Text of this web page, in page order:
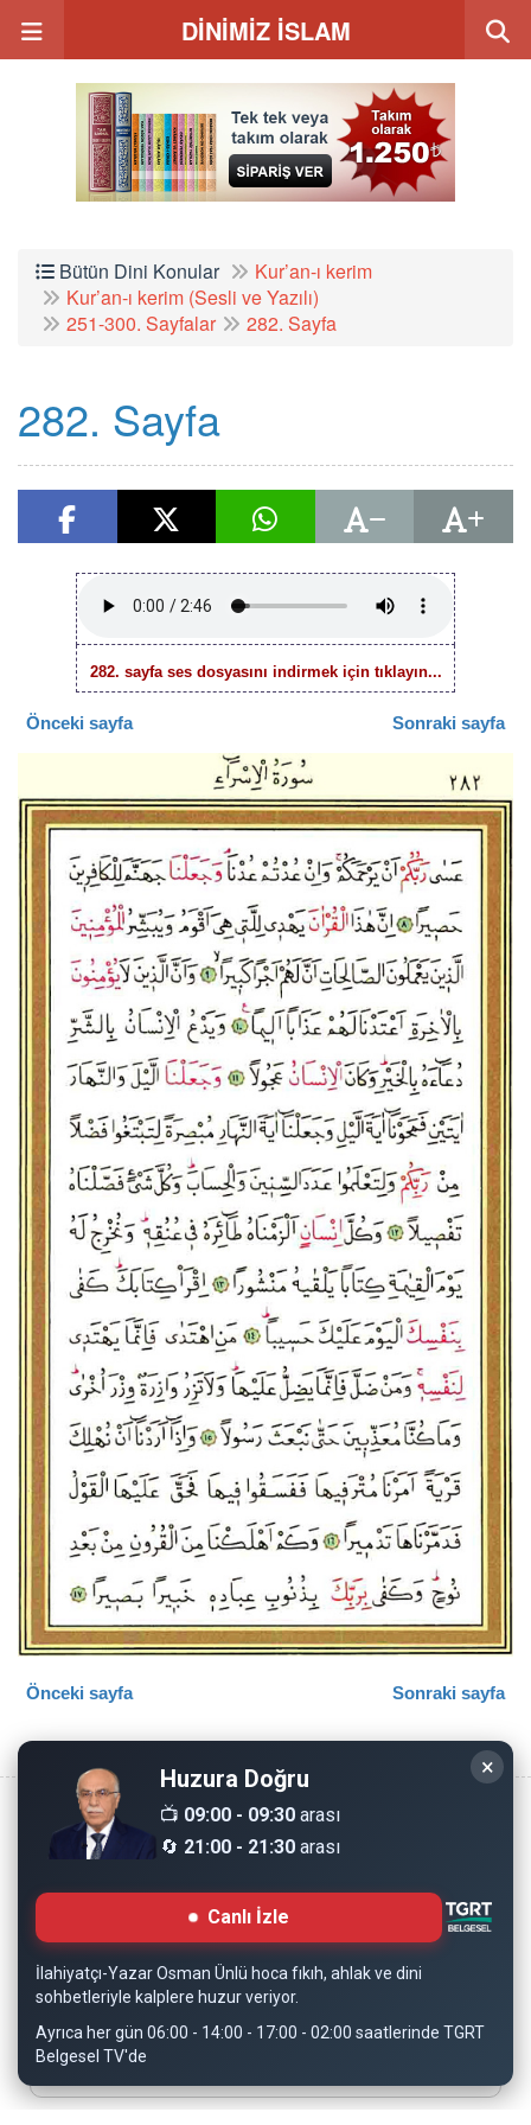
DİNİMİZ İSLAM
Bütün Dini Konular
Kur’an-ı kerim
Kur’an-ı kerim (Sesli ve Yazılı)
251-300. Sayfalar
282. Sayfa
282. Sayfa
282. sayfa ses dosyasını indirmek için tıklayın...
Önceki sayfa Sonraki sayfa
Önceki sayfa Sonraki sayfa
Sitemizdeki bilgiler, bütün insanların istifadesi için
hazırlanmıştır. Orijinaline sadık kalmak şartıyla, izin
almaya gerek kalmadan, herkes istediği gibi alıp istifade
edebilir.
×
Huzura Doğru
📺 09:00 - 09:30 arası
🔄 21:00 - 21:30 arası
Canlı İzle
İlahiyatçı-Yazar Osman Ünlü hoca fıkıh, ahlak ve dini
sohbetleriyle kalplere huzur veriyor.
Ayrıca her gün 06:00 - 14:00 - 17:00 - 02:00 saatlerinde TGRT
Belgesel TV'de